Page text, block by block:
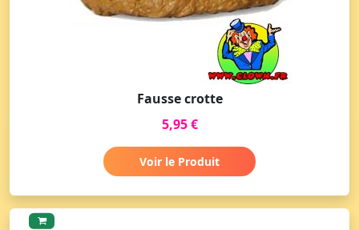
Fausse crotte
5,95 €
Voir le Produit